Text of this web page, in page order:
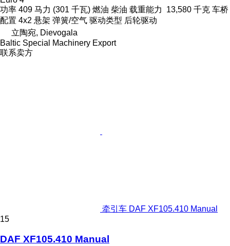
功率 409 马力 (301 千瓦) 燃油 柴油 载重能力 13,580 千克 车桥
配置 4x2 悬架 弹簧/空气 驱动类型 后轮驱动
立陶宛, Dievogala
Baltic Special Machinery Export
联系卖方
牵引车 DAF XF105.410 Manual
15
DAF XF105.410 Manual